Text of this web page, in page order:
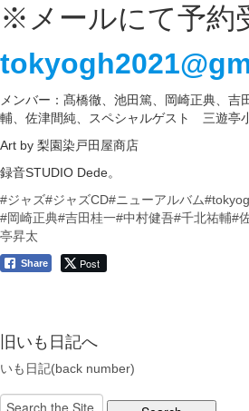
※メールにて予約
メンバー：髙橋徹、池田篤、岡崎正典、吉
輔、佐津間純、スペシャルゲスト 三遊亭
Art by 梨園染戸田屋商店
録音STUDIO Dede。
#ジャズ#ジャズCD#ニューアルバム
#岡崎正典#吉田桂一#中村健吾#千北祐輔#
亭昇太
Share Post
旧いも日記へ
いも日記(back number)
Search